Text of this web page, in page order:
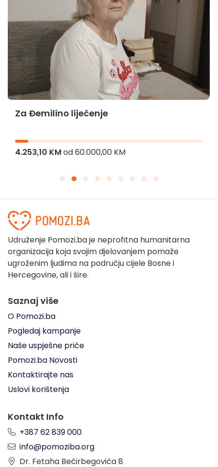
Za Đemilino liječenje
4.253,10 KMod60.000,00 KM
Udruženje Pomozi.ba je neprofitna humanitarna
organizacija koja svojim djelovanjem pomaže
ugroženim ljudima na području cijele Bosne i
Hercegovine, ali i šire.
Saznaj više
O Pomozi.ba
Pogledaj kampanje
Naše uspješne priče
Pomozi.ba Novosti
Kontaktirajte nas
Uslovi korištenja
Kontakt Info
+387 62 839 000
info@pomoziba.org
Dr. Fetaha Bećirbegovića 8